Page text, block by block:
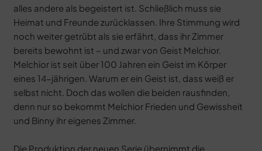
alles andere als begeistert ist. Schließlich muss sie
Heimat und Freunde zurücklassen. Ihre Stimmung wird
noch weiter getrübt als sie erfährt, dass ihr Zimmer
bereits bewohnt ist – und zwar von Geist Melchior.
Melchior ist seit über 100 Jahren ein Geist im Körper
eines 14-jährigen. Warum er ein Geist ist, dass weiß er
selbst nicht. Doch das wollen die beiden rausfinden,
denn nur so bekommt Melchior Frieden und Gewissheit
und Binny ihr eigenes Zimmer.
Die Produktion der neuen Serie übernimmt die